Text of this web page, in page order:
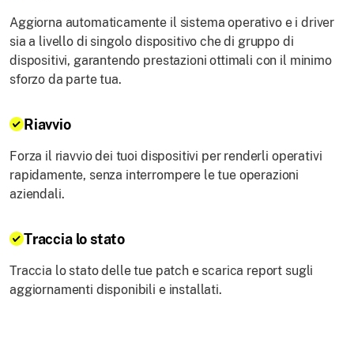
Aggiorna automaticamente il sistema operativo e i driver
sia a livello di singolo dispositivo che di gruppo di
dispositivi, garantendo prestazioni ottimali con il minimo
sforzo da parte tua.
Riavvio
Forza il riavvio dei tuoi dispositivi per renderli operativi
rapidamente, senza interrompere le tue operazioni
aziendali.
Traccia lo stato
Traccia lo stato delle tue patch e scarica report sugli
aggiornamenti disponibili e installati.